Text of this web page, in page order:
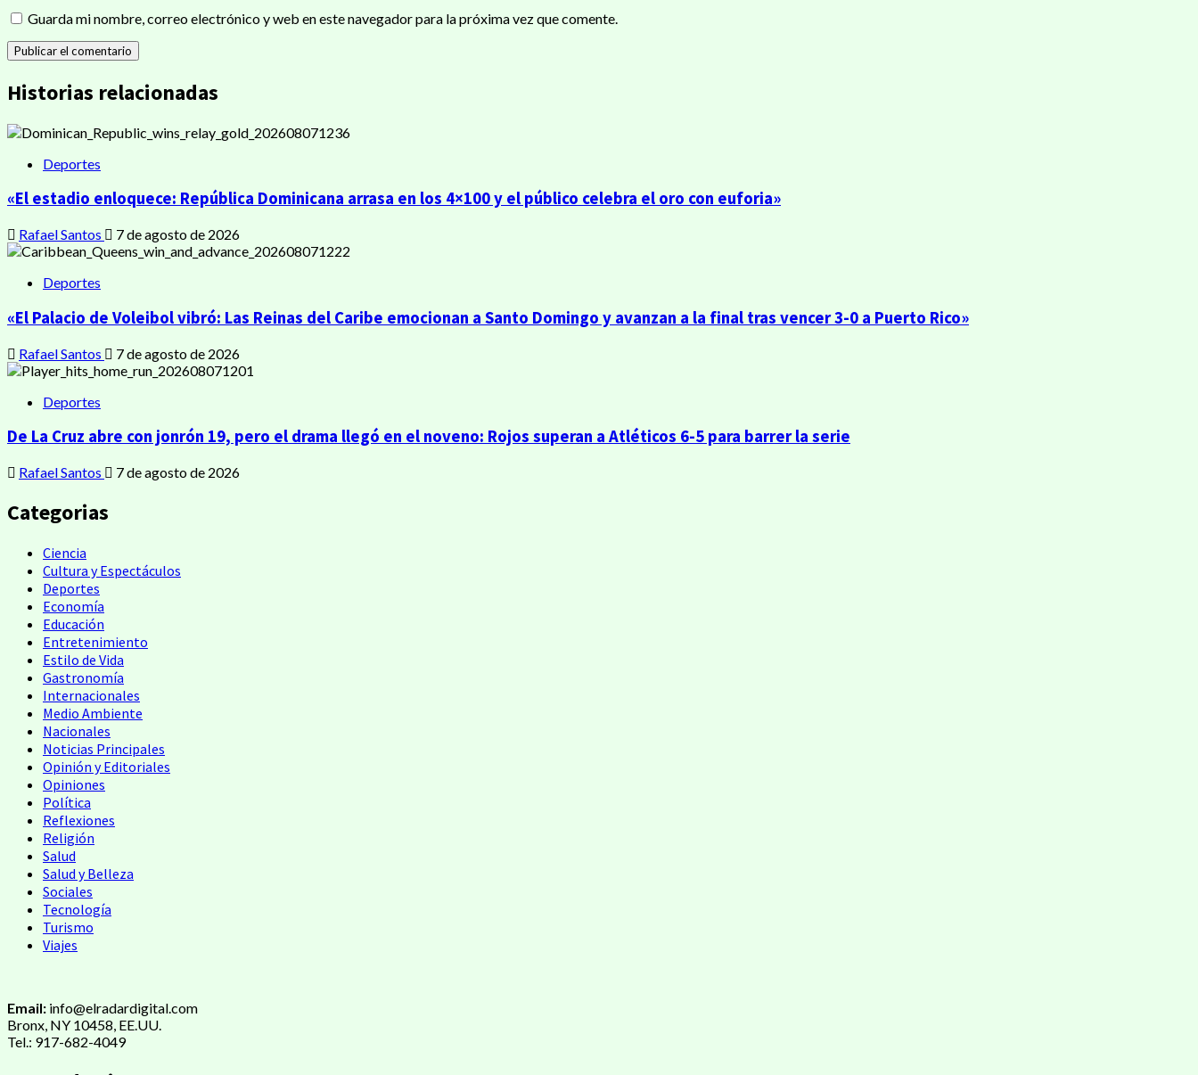
Guarda mi nombre, correo electrónico y web en este navegador para la próxima vez que comente.
Historias relacionadas
Deportes
«El estadio enloquece: República Dominicana arrasa en los 4×100 y el público celebra el oro con euforia»
Rafael Santos 7 de agosto de 2026
Deportes
«El Palacio de Voleibol vibró: Las Reinas del Caribe emocionan a Santo Domingo y avanzan a la final tras vencer 3-0 a Puerto Rico»
Rafael Santos 7 de agosto de 2026
Deportes
De La Cruz abre con jonrón 19, pero el drama llegó en el noveno: Rojos superan a Atléticos 6-5 para barrer la serie
Rafael Santos 7 de agosto de 2026
Categorias
Ciencia
Cultura y Espectáculos
Deportes
Economía
Educación
Entretenimiento
Estilo de Vida
Gastronomía
Internacionales
Medio Ambiente
Nacionales
Noticias Principales
Opinión y Editoriales
Opiniones
Política
Reflexiones
Religión
Salud
Salud y Belleza
Sociales
Tecnología
Turismo
Viajes
Email: info@elradardigital.com
Bronx, NY 10458, EE.UU.
Tel.: 917-682-4049